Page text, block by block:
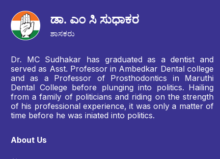
ಡಾ. ಎಂ ಸಿ ಸುಧಾಕರ
ಶಾಸಕರು
Dr. MC Sudhakar has graduated as a dentist and
served as Asst. Professor in Ambedkar Dental college
and as a Professor of Prosthodontics in Maruthi
Dental College before plunging into politics. Hailing
from a family of politicians and riding on the strength
of his professional experience, it was only a matter of
time before he was iniated into politics.
About Us